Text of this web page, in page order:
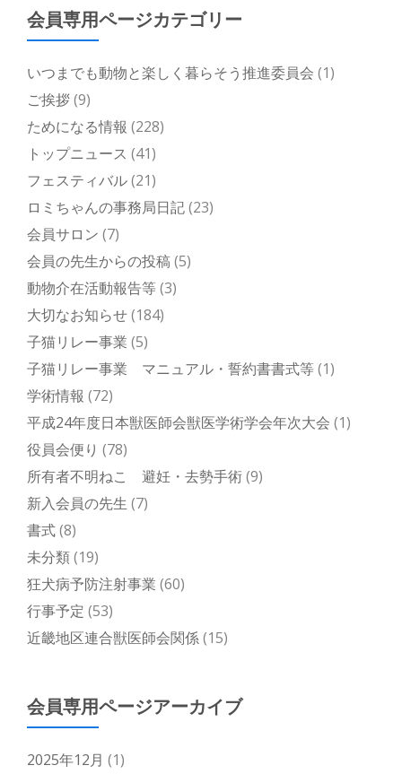
会員専用ページカテゴリー
いつまでも動物と楽しく暮らそう推進委員会 (1)
ご挨拶(9)
ためになる情報 (228)
トップニュース (41)
フェスティバル(21)
ロミちゃんの事務局日記(23)
会員サロン (7)
会員の先生からの投稿(5)
動物介在活動報告等(3)
大切なお知らせ(184)
子猫リレー事業 (5)
子猫リレー事業 マニュアル・誓約書書式等(1)
学術情報 (72)
平成24年度日本獣医師会獣医学術学会年次大会 (1)
役員会便り (78)
所有者不明ねこ 避妊・去勢手術(9)
新入会員の先生 (7)
書式(8)
未分類(19)
狂犬病予防注射事業 (60)
行事予定 (53)
近畿地区連合獣医師会関係(15)
会員専用ページアーカイブ
2025年12月 (1)